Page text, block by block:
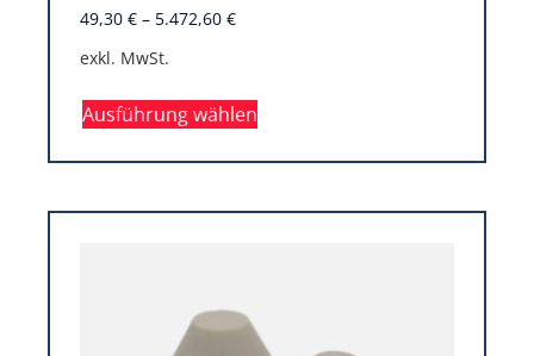
49,30 € – 5.472,60 €
exkl. MwSt.
Ausführung wählen